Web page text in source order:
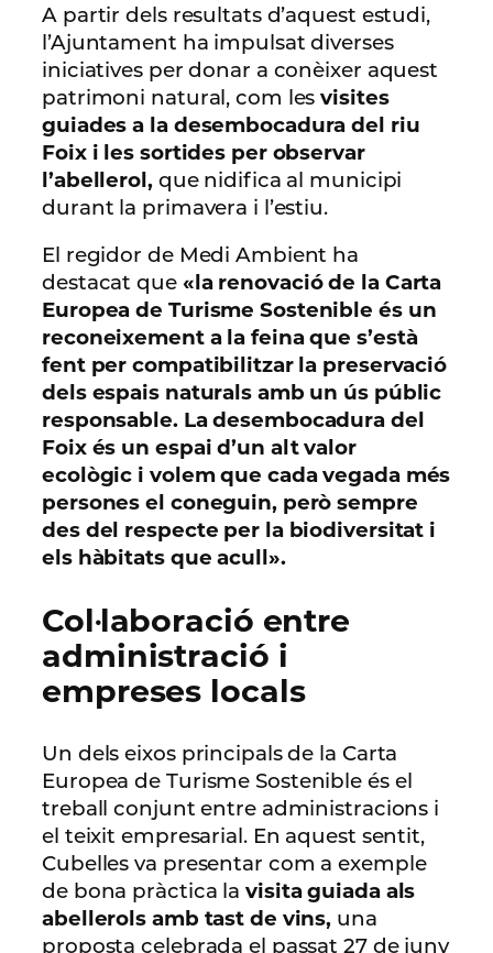
A partir dels resultats d’aquest estudi,
l’Ajuntament ha impulsat diverses
iniciatives per donar a conèixer aquest
patrimoni natural, com lesvisites
guiades a la desembocadura del riu
Foix i les sortides per observar
l’abellerol, que nidifica al municipi
durant la primavera i l’estiu.
El regidor de Medi Ambient ha
destacat que «la renovació de la Carta
Europea de Turisme Sostenible és un
reconeixement a la feina que s’està
fent per compatibilitzar la preservació
dels espais naturals amb un ús públic
responsable. La desembocadura del
Foix és un espai d’un alt valor
ecològic i volem que cada vegada més
persones el coneguin, però sempre
des del respecte per la biodiversitat i
els hàbitats que acull».
Col·laboració entre
administració i
empreses locals
Un dels eixos principals de la Carta
Europea de Turisme Sostenible és el
treball conjunt entre administracions i
el teixit empresarial. En aquest sentit,
Cubelles va presentar com a exemple
de bona pràctica la visita guiada als
abellerols amb tast de vins, una
proposta celebrada el passat 27 de juny